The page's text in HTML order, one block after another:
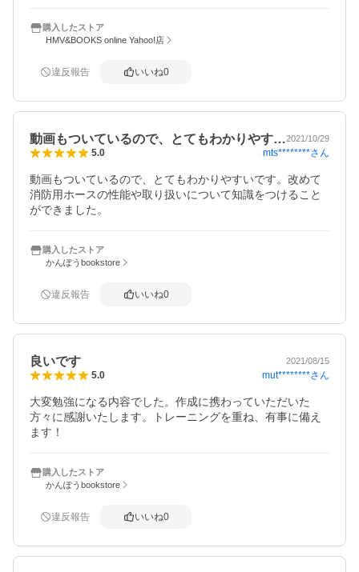
購入したストア
HMV&BOOKS online Yahoo!店
違反報告 いいね0
動画もついているので、とてもわかりやす…2021/10/29
5.0 mts********さん
動画もついているので、とてもわかりやすいです。改めて
消防用ホースの性能や取り扱いについて知識をつけること
ができました。
購入したストア
かんぽうbookstore
違反報告 いいね0
良いです 2021/08/15
5.0 mut********さん
大変勉強になる内容でした。作成に携わっていただいた
方々に感謝いたします。トレーニングを重ね、有事に備え
ます！
購入したストア
かんぽうbookstore
違反報告 いいね0